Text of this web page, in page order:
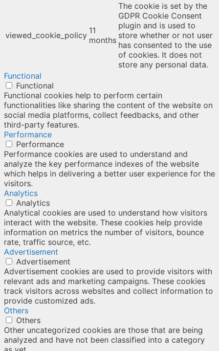
viewed_cookie_policy 11
months
The cookie is set by the
GDPR Cookie Consent
plugin and is used to
store whether or not user
has consented to the use
of cookies. It does not
store any personal data.
Functional
Functional
Functional cookies help to perform certain
functionalities like sharing the content of the website on
social media platforms, collect feedbacks, and other
third-party features.
Performance
Performance
Performance cookies are used to understand and
analyze the key performance indexes of the website
which helps in delivering a better user experience for the
visitors.
Analytics
Analytics
Analytical cookies are used to understand how visitors
interact with the website. These cookies help provide
information on metrics the number of visitors, bounce
rate, traffic source, etc.
Advertisement
Advertisement
Advertisement cookies are used to provide visitors with
relevant ads and marketing campaigns. These cookies
track visitors across websites and collect information to
provide customized ads.
Others
Others
Other uncategorized cookies are those that are being
analyzed and have not been classified into a category